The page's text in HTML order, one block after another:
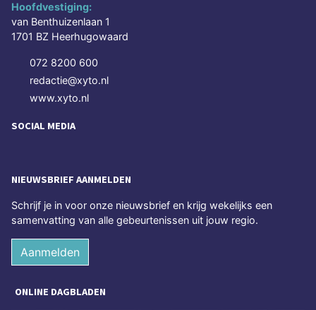
Hoofdvestiging:
van Benthuizenlaan 1
1701 BZ Heerhugowaard
072 8200 600
redactie@xyto.nl
www.xyto.nl
SOCIAL MEDIA
NIEUWSBRIEF AANMELDEN
Schrijf je in voor onze nieuwsbrief en krijg wekelijks een
samenvatting van alle gebeurtenissen uit jouw regio.
Aanmelden
ONLINE DAGBLADEN